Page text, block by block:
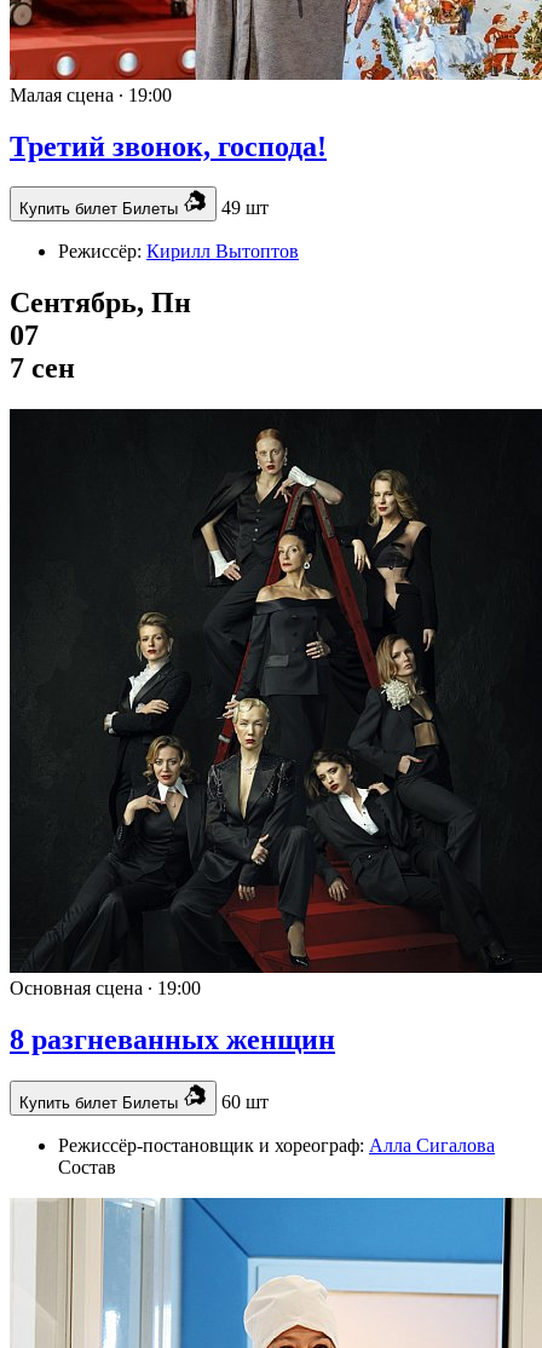
Малая сцена ∙ 19:00
Третий звонок, господа!
Купить билет Билеты 49 шт
Режиссёр: Кирилл Вытоптов
Сентябрь, Пн
07
7 сен
Основная сцена ∙ 19:00
8 разгневанных женщин
Купить билет Билеты 60 шт
Режиссёр-постановщик и хореограф: Алла Сигалова
Состав